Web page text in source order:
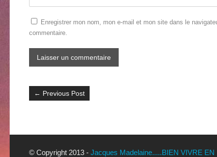
Enregistrer mon nom, mon e-mail et mon site dans le
commentaire.
← Previous Post
© Copyright 2013 - Jacques Madelaine.....BIEN VIVRE EN